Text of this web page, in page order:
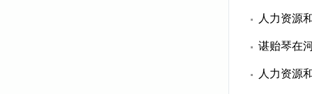
谌贻琴在